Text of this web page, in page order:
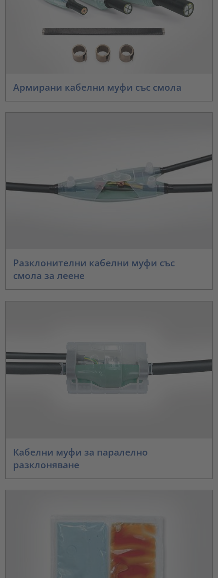
Армирани кабелни муфи със смола
Разклонителни кабелни муфи със
смола за леене
Кабелни муфи за паралелно
разклоняване